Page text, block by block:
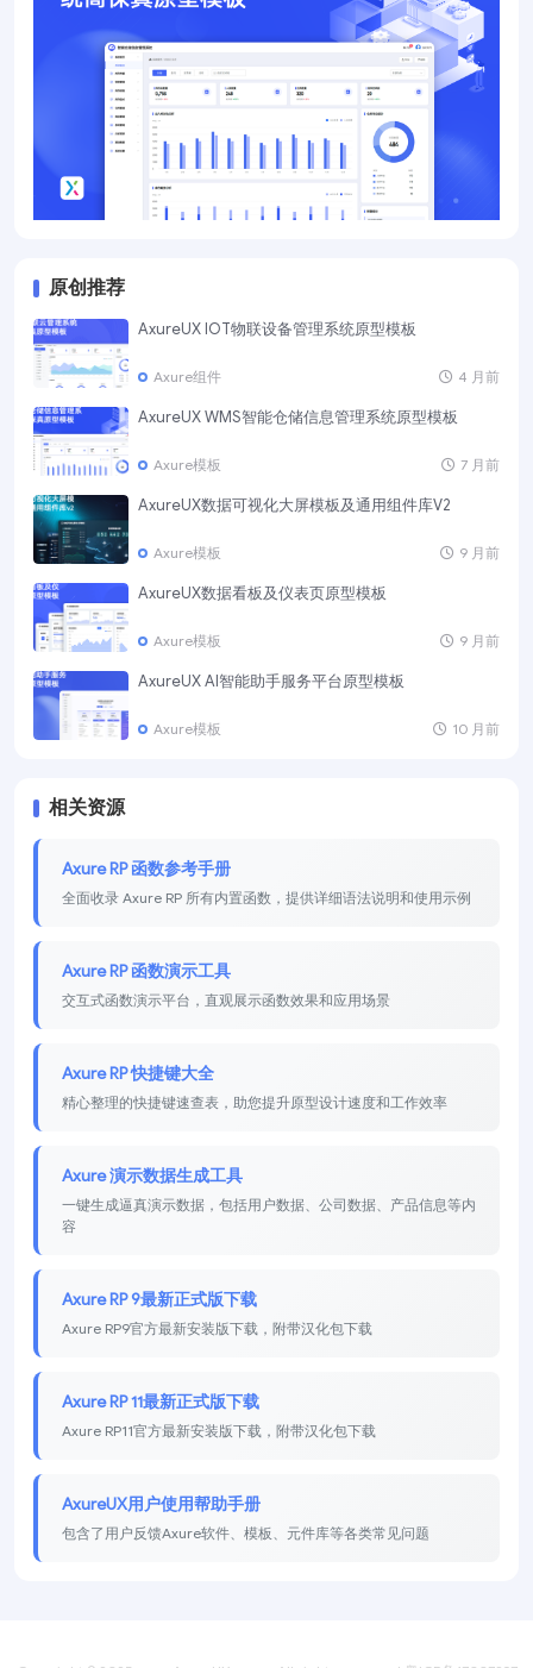
原创推荐
AxureUX IOT物联设备管理系统原型模板
Axure组件 4 月前
AxureUX WMS智能仓储信息管理系统原型模板
Axure模板 7 月前
AxureUX数据可视化大屏模板及通用组件库V2
Axure模板 9 月前
AxureUX数据看板及仪表页原型模板
Axure模板 9 月前
AxureUX AI智能助手服务平台原型模板
Axure模板 10 月前
相关资源
Axure RP 函数参考手册
全面收录 Axure RP 所有内置函数，提供详细语法说明和使用示例
Axure RP 函数演示工具
交互式函数演示平台，直观展示函数效果和应用场景
Axure RP 快捷键大全
精心整理的快捷键速查表，助您提升原型设计速度和工作效率
Axure 演示数据生成工具
一键生成逼真演示数据，包括用户数据、公司数据、产品信息等内
容
Axure RP 9最新正式版下载
Axure RP9官方最新安装版下载，附带汉化包下载
Axure RP 11最新正式版下载
Axure RP11官方最新安装版下载，附带汉化包下载
AxureUX用户使用帮助手册
包含了用户反馈Axure软件、模板、元件库等各类常见问题